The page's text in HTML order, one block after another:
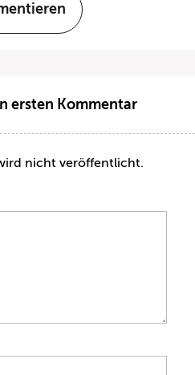
ersten Kommentar
nicht veröffentlicht.